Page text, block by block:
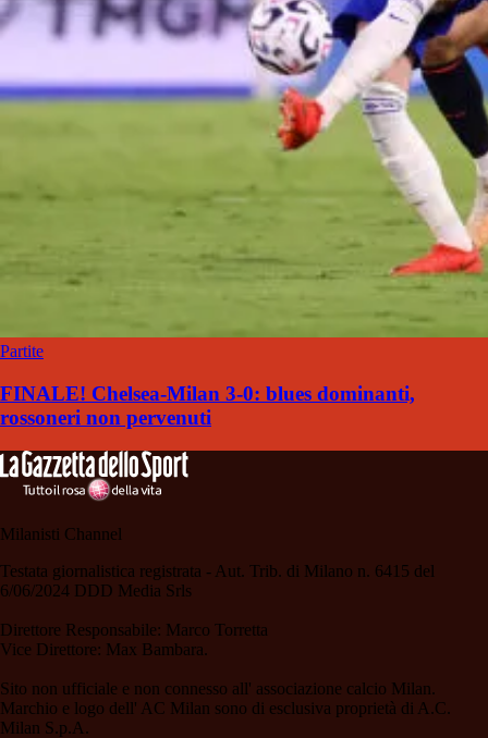
Partite
FINALE! Chelsea-Milan 3-0: blues dominanti,
rossoneri non pervenuti
Milanisti Channel
Testata giornalistica registrata - Aut. Trib. di Milano n. 6415 del
6/06/2024 DDD Media Srls
Direttore Responsabile: Marco Torretta
Vice Direttore: Max Bambara.
Sito non ufficiale e non connesso all' associazione calcio Milan.
Marchio e logo dell' AC Milan sono di esclusiva proprietà di A.C.
Milan S.p.A.